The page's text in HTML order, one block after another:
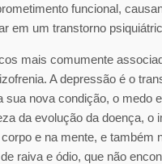
funcional,
em um transtorno
mais comumente
A depressão é o
nova condição, o medo
da evolução da doença, o
e na mente, e também
raiva e ódio, que não